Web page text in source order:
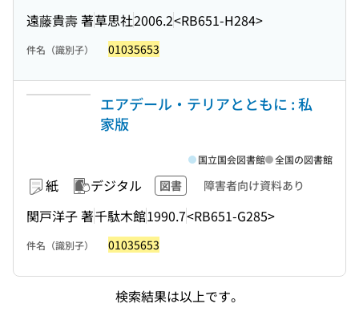
遠藤貴壽 著草思社2006.2<RB651-H284>
件名（識別子） 01035653
エアデール・テリアとともに : 私
家版
紙 デジタル 図書 障害者向け資料あり
関戸洋子 著千駄木館1990.7<RB651-G285>
国立国会図書館 全国の図書館
件名（識別子） 01035653
検索結果は以上です。